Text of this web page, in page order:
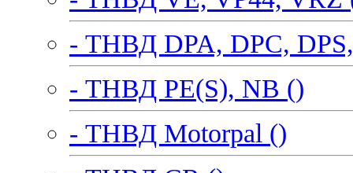
- ТНВД DPA, DPC,
- ТНВД PE(S), NB ()
- ТНВД Motorpal ()